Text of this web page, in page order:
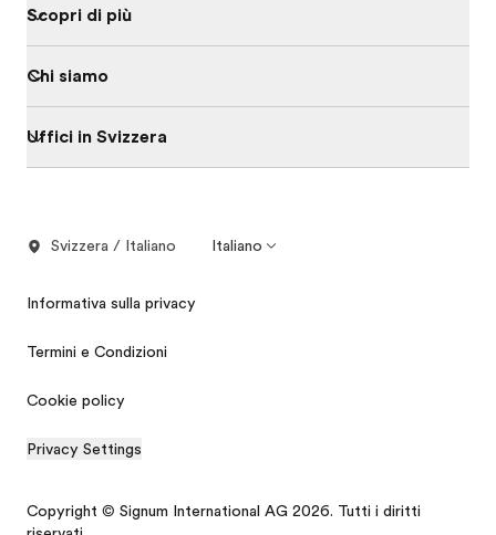
Scopri di più
Chi siamo
Uffici in Svizzera
Svizzera / Italiano Italiano
Informativa sulla privacy
Termini e Condizioni
Cookie policy
Privacy Settings
Copyright © Signum International AG 2026. Tutti i diritti